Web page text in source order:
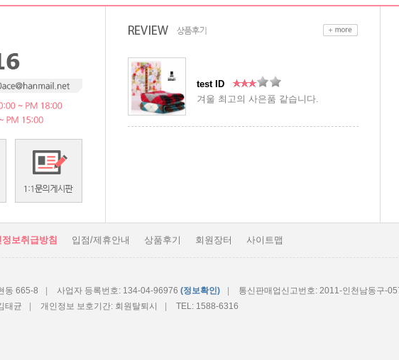
test ID
겨울 최고의 사은품 같습니다.
보취급방침 입점/제휴안내 상품후기 회원장터 사이트맵
동 665-8 사업자 등록번호: 134-04-96976 (정보확인)
통신판매업신고번호: 2011-인천남동구-
태균 개인정보 보호기간: 회원탈퇴시 TEL: 1588-6316